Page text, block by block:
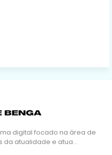
digital focado na área de
da atualidade e atua…